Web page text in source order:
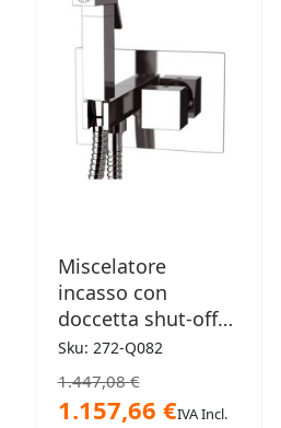
Miscelatore
incasso con
doccetta shut-off
Mariani - Cubic
Sku: 272-Q082
1.447,08 €
1.157,66 €IVA Incl.